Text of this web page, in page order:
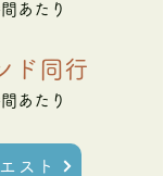
あたり
ド同行
あたり
スト